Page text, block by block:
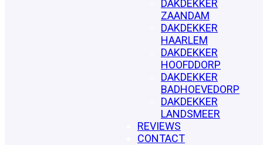
DAKDEKKER
ZAANDAM
DAKDEKKER
HAARLEM
DAKDEKKER
HOOFDDORP
DAKDEKKER
BADHOEVEDORP
DAKDEKKER
LANDSMEER
REVIEWS
CONTACT